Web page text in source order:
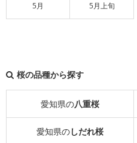
5月 5月上旬
桜の品種から探す
愛知県の八重桜
愛知県のしだれ桜